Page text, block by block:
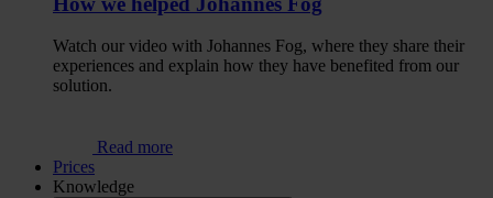
Watch our video with Johannes Fog, where they share their
experiences and explain how they have benefited from our
solution.
Read more
Prices
Knowledge